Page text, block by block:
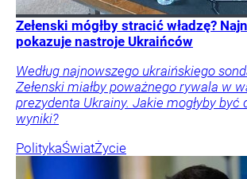
Zełenski mógłby stracić władzę?
pokazuje nastroje Ukraińców
Według najnowszego ukraińskiego
Zełenski miałby poważnego rywala w
prezydenta Ukrainy. Jakie mogłyby być
wyniki?
PolitykaŚwiatŻycie